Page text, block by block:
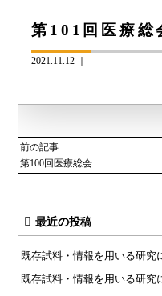
第101回医療総
2021.11.12 ｜
前の記事
第100回医療総会
最近の投稿
既存試料・情報を用いる研究
既存試料・情報を用いる研究